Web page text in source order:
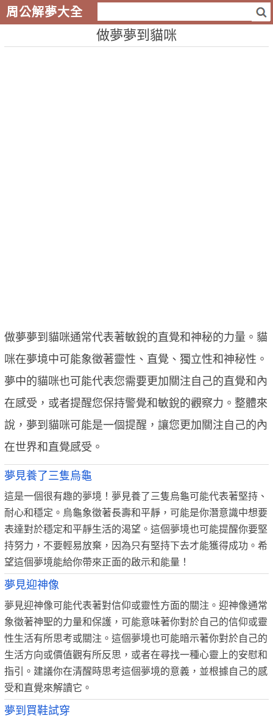
周公解夢大全
做夢夢到貓咪
做夢夢到貓咪通常代表著敏銳的直覺和神秘的力量。貓
咪在夢境中可能象徵著靈性、直覺、獨立性和神秘性。
夢中的貓咪也可能代表您需要更加關注自己的直覺和內
在感受，或者提醒您保持警覺和敏銳的觀察力。整體來
說，夢到貓咪可能是一個提醒，讓您更加關注自己的內
在世界和直覺感受。
夢見養了三隻烏龜
這是一個很有趣的夢境！夢見養了三隻烏龜可能代表著堅持、
耐心和穩定。烏龜象徵著長壽和平靜，可能是你潛意識中想要
表達對於穩定和平靜生活的渴望。這個夢境也可能提醒你要堅
持努力，不要輕易放棄，因為只有堅持下去才能獲得成功。希
望這個夢境能給你帶來正面的啟示和能量！
夢見迎神像
夢見迎神像可能代表著對信仰或靈性方面的關注。迎神像通常
象徵著神聖的力量和保護，可能意味著你對於自己的信仰或靈
性生活有所思考或關注。這個夢境也可能暗示著你對於自己的
生活方向或價值觀有所反思，或者在尋找一種心靈上的安慰和
指引。建議你在清醒時思考這個夢境的意義，並根據自己的感
受和直覺來解讀它。
夢到買鞋試穿